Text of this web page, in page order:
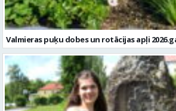
Valmieras puķu dobes un rotācijas apļi